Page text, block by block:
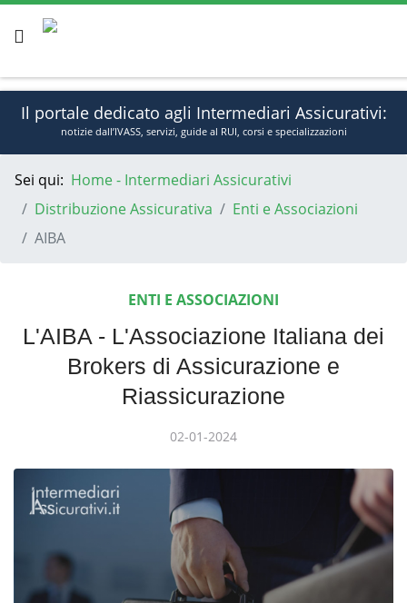
Il portale dedicato agli Intermediari Assicurativi:
notizie dall’IVASS, servizi, guide al RUI, corsi e specializzazioni
Ven, Ago 7, 2026
Sign In
Sei qui: Home - Intermediari Assicurativi
Distribuzione Assicurativa
Enti e Associazioni
AIBA
ENTI E ASSOCIAZIONI
L'AIBA - L'Associazione Italiana dei
Brokers di Assicurazione e
Riassicurazione
02-01-2024